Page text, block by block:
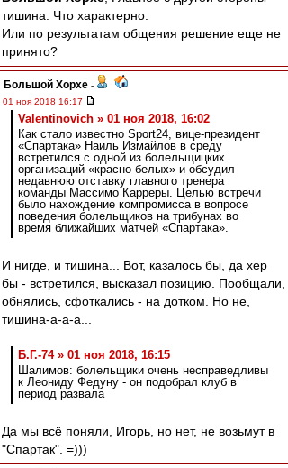
тишина. Что характерно.
Или по результатам общения решение еще не
принято?
Большой Хорхе -
01 ноя 2018 16:17
Valentinovich » 01 ноя 2018, 16:02
Как стало известно Sport24, вице-президент
«Спартака» Наиль Измайлов в среду
встретился с одной из болельщицких
организаций «красно-белых» и обсудил
недавнюю отставку главного тренера
команды Массимо Карреры. Целью встречи
было нахождение компромисса в вопросе
поведения болельщиков на трибунах во
время ближайших матчей «Спартака».
И нигде, и тишина... Вот, казалось бы, да хер
бы - встретился, высказал позицию. Пообщали,
обнялись, сфоткались - на дотком. Но не,
тишина-а-а-а...
Б.Г.-74 » 01 ноя 2018, 16:15
Шалимов: болельщики очень несправедливы
к Леониду Федуну - он подобрал клуб в
период развала
Да мы всё поняли, Игорь, но нет, не возьмут в
"Спартак". =)))